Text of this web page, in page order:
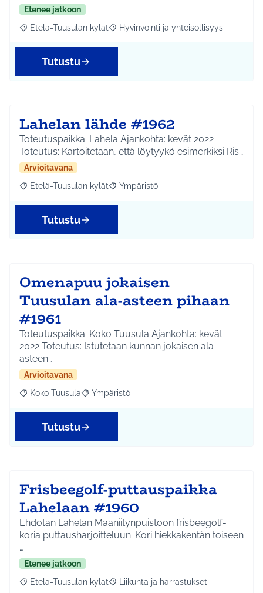
Etenee jatkoon
Rajaa tulokset aihepiirin mukaan: Etelä-Tuusulan kylät
Etelä-Tuusulan kylät Rajaa tulokset teeman mukaan:
Hyvinvointi ja yhteisöllisyys
Tutustu
Lahelan lähde #1962
Toteutuspaikka: Lahela Ajankohta: kevät 2022
Toteutus: Kartoitetaan, että löytyykö esimerkiksi Ris…
Arvioitavana
Rajaa tulokset aihepiirin mukaan: Etelä-Tuusulan kylät
Etelä-Tuusulan kylät Rajaa tulokset teeman mukaan:
Ympäristö
Tutustu
Omenapuu jokaisen
Tuusulan ala-asteen pihaan
#1961
Toteutuspaikka: Koko Tuusula Ajankohta: kevät
2022 Toteutus: Istutetaan kunnan jokaisen ala-
asteen…
Arvioitavana
Rajaa tulokset aihepiirin mukaan: Koko Tuusula
Koko Tuusula Rajaa tulokset teeman mukaan: Ympäristö
Ympäristö
Tutustu
Frisbeegolf-puttauspaikka
Lahelaan #1960
Ehdotan Lahelan Maaniitynpuistoon frisbeegolf-
koria puttausharjoitteluun. Kori hiekkakentän toiseen
…
Etenee jatkoon
Rajaa tulokset aihepiirin mukaan: Etelä-Tuusulan kylät
Etelä-Tuusulan kylät Rajaa tulokset teeman mukaan:
Liikunta ja harrastukset